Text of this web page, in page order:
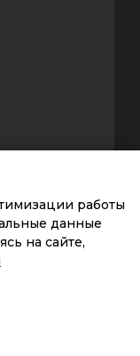
работы
данные
на сайте,